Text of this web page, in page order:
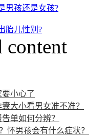
男孩还是女孩?
胎儿性别?
content
小心了
大小看男女准不准？
单如何分辨？
怀男孩会有什么症状？